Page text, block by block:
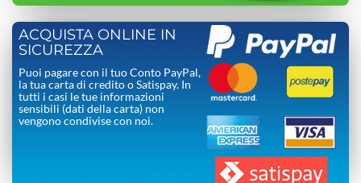
ACQUISTA ONLINE IN
SICUREZZA
Puoi pagare con il tuo Conto PayPal,
la tua carta di credito o Satispay. In
tutti i casi le tue informazioni
sensibili (dati della carta) non
vengono condivise con noi.